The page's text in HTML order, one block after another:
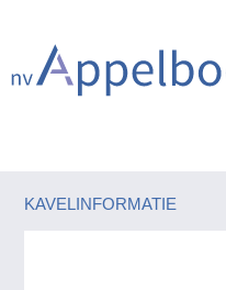
KAVELINFORMATIE